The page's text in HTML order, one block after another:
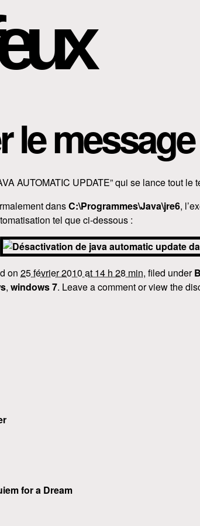
le
AUTOMATIC UPDATE” qui se lance tout le
dansC:\Programmes\Java\jre6,
tel que ci-dessous :
on 25 février 2010 at 14 h 28 min, filed under
, windows 7. Leave a comment or view the
for a Dream